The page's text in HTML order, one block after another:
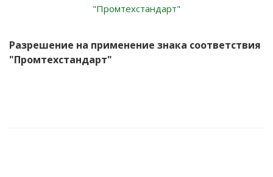
Разрешение на применение знака соответствия
"Промтехстандарт"